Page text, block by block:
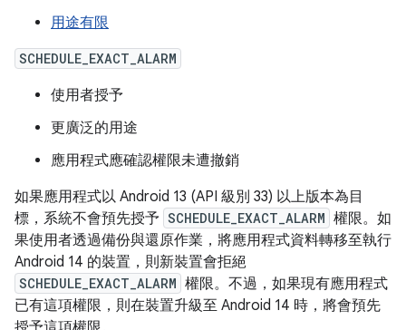
用途有限
SCHEDULE_EXACT_ALARM
使用者授予
更廣泛的用途
應用程式應確認權限未遭撤銷
如果應用程式以 Android 13 (API 級別 33) 以上版本為目
標，系統不會預先授予 SCHEDULE_EXACT_ALARM 權限。如
果使用者透過備份與還原作業，將應用程式資料轉移至執行
Android 14 的裝置，則新裝置會拒絕
SCHEDULE_EXACT_ALARM 權限。不過，如果現有應用程式
已有這項權限，則在裝置升級至 Android 14 時，將會預先